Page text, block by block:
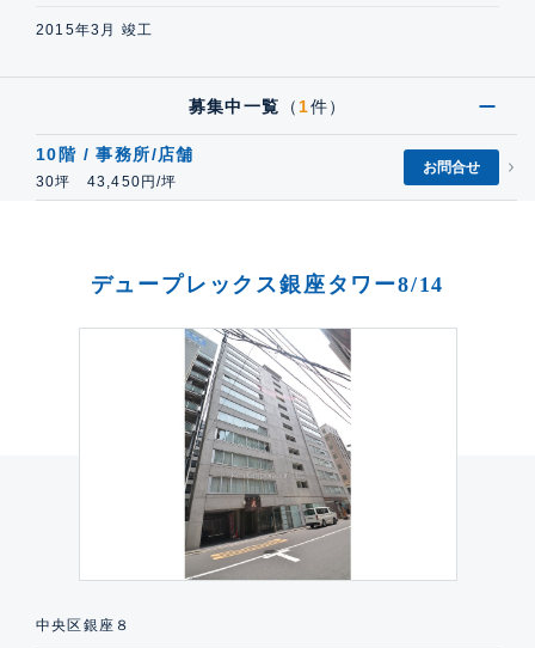
2015年3月 竣工
募集中一覧 （1件）
10階 / 事務所/店舗
30坪 43,450円/坪
お問合せ
デュープレックス銀座タワー8/14
中央区銀座８